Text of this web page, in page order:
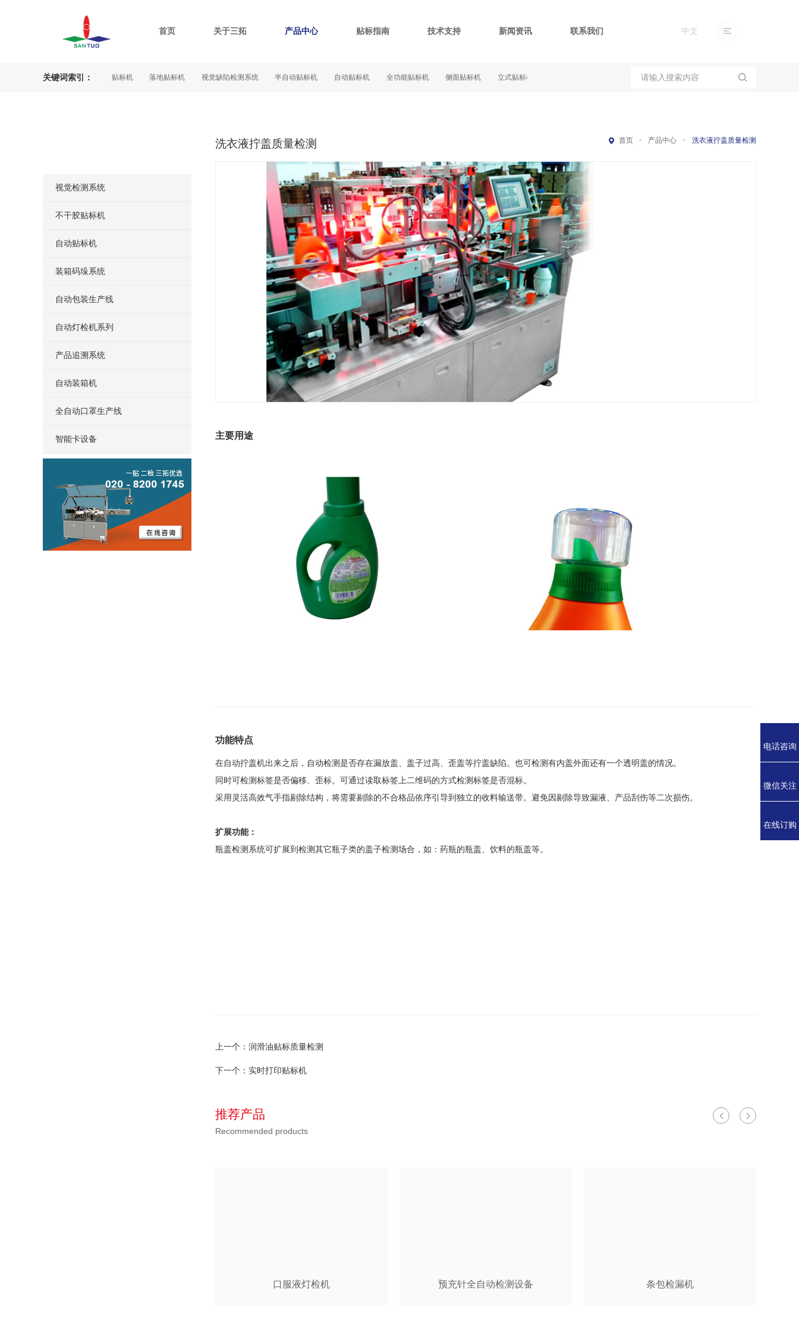
首页 关于三拓 产品中心 贴标指南 技术支持 新闻资讯 联系我们 中文
关键词索引：
平面贴标机 在线打印贴标机 落地贴标机 视觉缺陷检测系统 半自动贴标机 自动贴标机 全功能贴标机 侧面贴标机 立式贴标机 全自动口罩机 包装生产线
视觉检测系统
不干胶贴标机
自动贴标机
装箱码垛系统
自动包装生产线
自动灯检机系列
产品追溯系统
自动装箱机
全自动口罩生产线
智能卡设备
洗衣液拧盖质量检测 首页 产品中心 洗衣液拧盖质量检测
主要用途
功能特点
在自动拧盖机出来之后，自动检测是否存在漏放盖、盖子过高、歪盖等拧盖缺陷。也可检测有内盖外面还有一个透明盖的情况。
同时可检测标签是否偏移、歪标。可通过读取标签上二维码的方式检测标签是否混标。
采用灵活高效气手指剔除结构，将需要剔除的不合格品依序引导到独立的收料输送带。避免因剔除导致漏液、产品刮伤等二次损伤。
扩展功能：
瓶盖检测系统可扩展到检测其它瓶子类的盖子检测场合，如：药瓶的瓶盖、饮料的瓶盖等。
电话咨询
微信关注
在线订购